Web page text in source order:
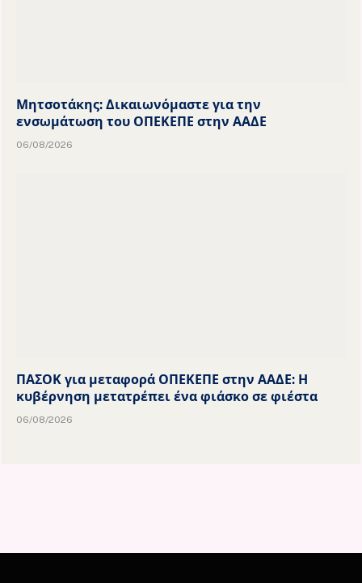
Μητσοτάκης: Δικαιωνόμαστε για την
ενσωμάτωση του ΟΠΕΚΕΠΕ στην ΑΑΔΕ
06/08/2026
ΠΑΣΟΚ για μεταφορά ΟΠΕΚΕΠΕ στην ΑΑΔΕ: Η
κυβέρνηση μετατρέπει ένα φιάσκο σε φιέστα
06/08/2026